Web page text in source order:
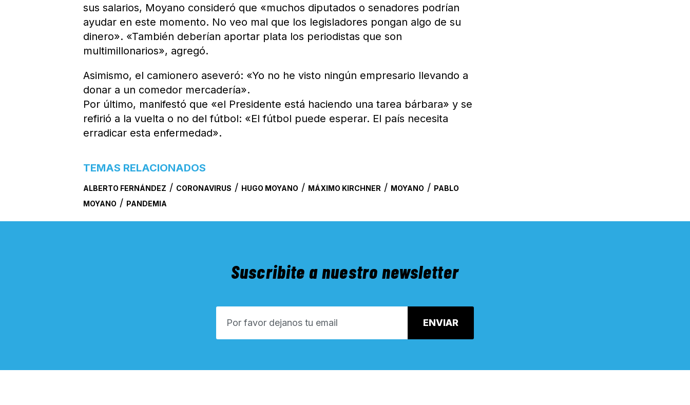
sus salarios, Moyano consideró que «muchos diputados o senadores podrían
ayudar en este momento. No veo mal que los legisladores pongan algo de su
dinero». «También deberían aportar plata los periodistas que son
multimillonarios», agregó.
Asimismo, el camionero aseveró: «Yo no he visto ningún empresario llevando a
donar a un comedor mercadería».
Por último, manifestó que «el Presidente está haciendo una tarea bárbara» y se
refirió a la vuelta o no del fútbol: «El fútbol puede esperar. El país necesita
erradicar esta enfermedad».
TEMAS RELACIONADOS
ALBERTO FERNÁNDEZ / CORONAVIRUS / HUGO MOYANO / MÁXIMO KIRCHNER / MOYANO / PABLO
MOYANO / PANDEMIA
Suscribite a nuestro newsletter